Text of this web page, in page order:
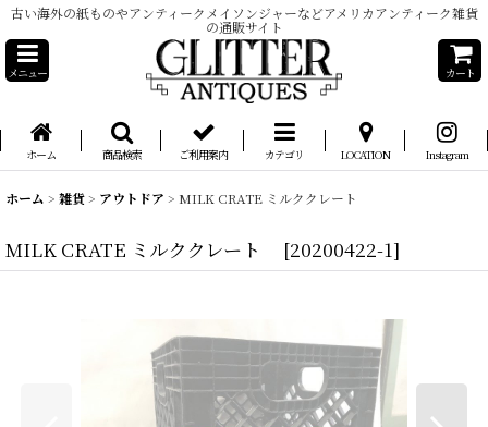
古い海外の紙ものやアンティークメイソンジャーなどアメリカアンティーク雑貨
の通販サイト
メニュー カート
ホーム 商品検索 ご利用案内 カテゴリ LOCATION Instagram
ホーム > 雑貨> アウトドア > MILK CRATE ミルククレート
MILK CRATE ミルククレート [20200422-1]